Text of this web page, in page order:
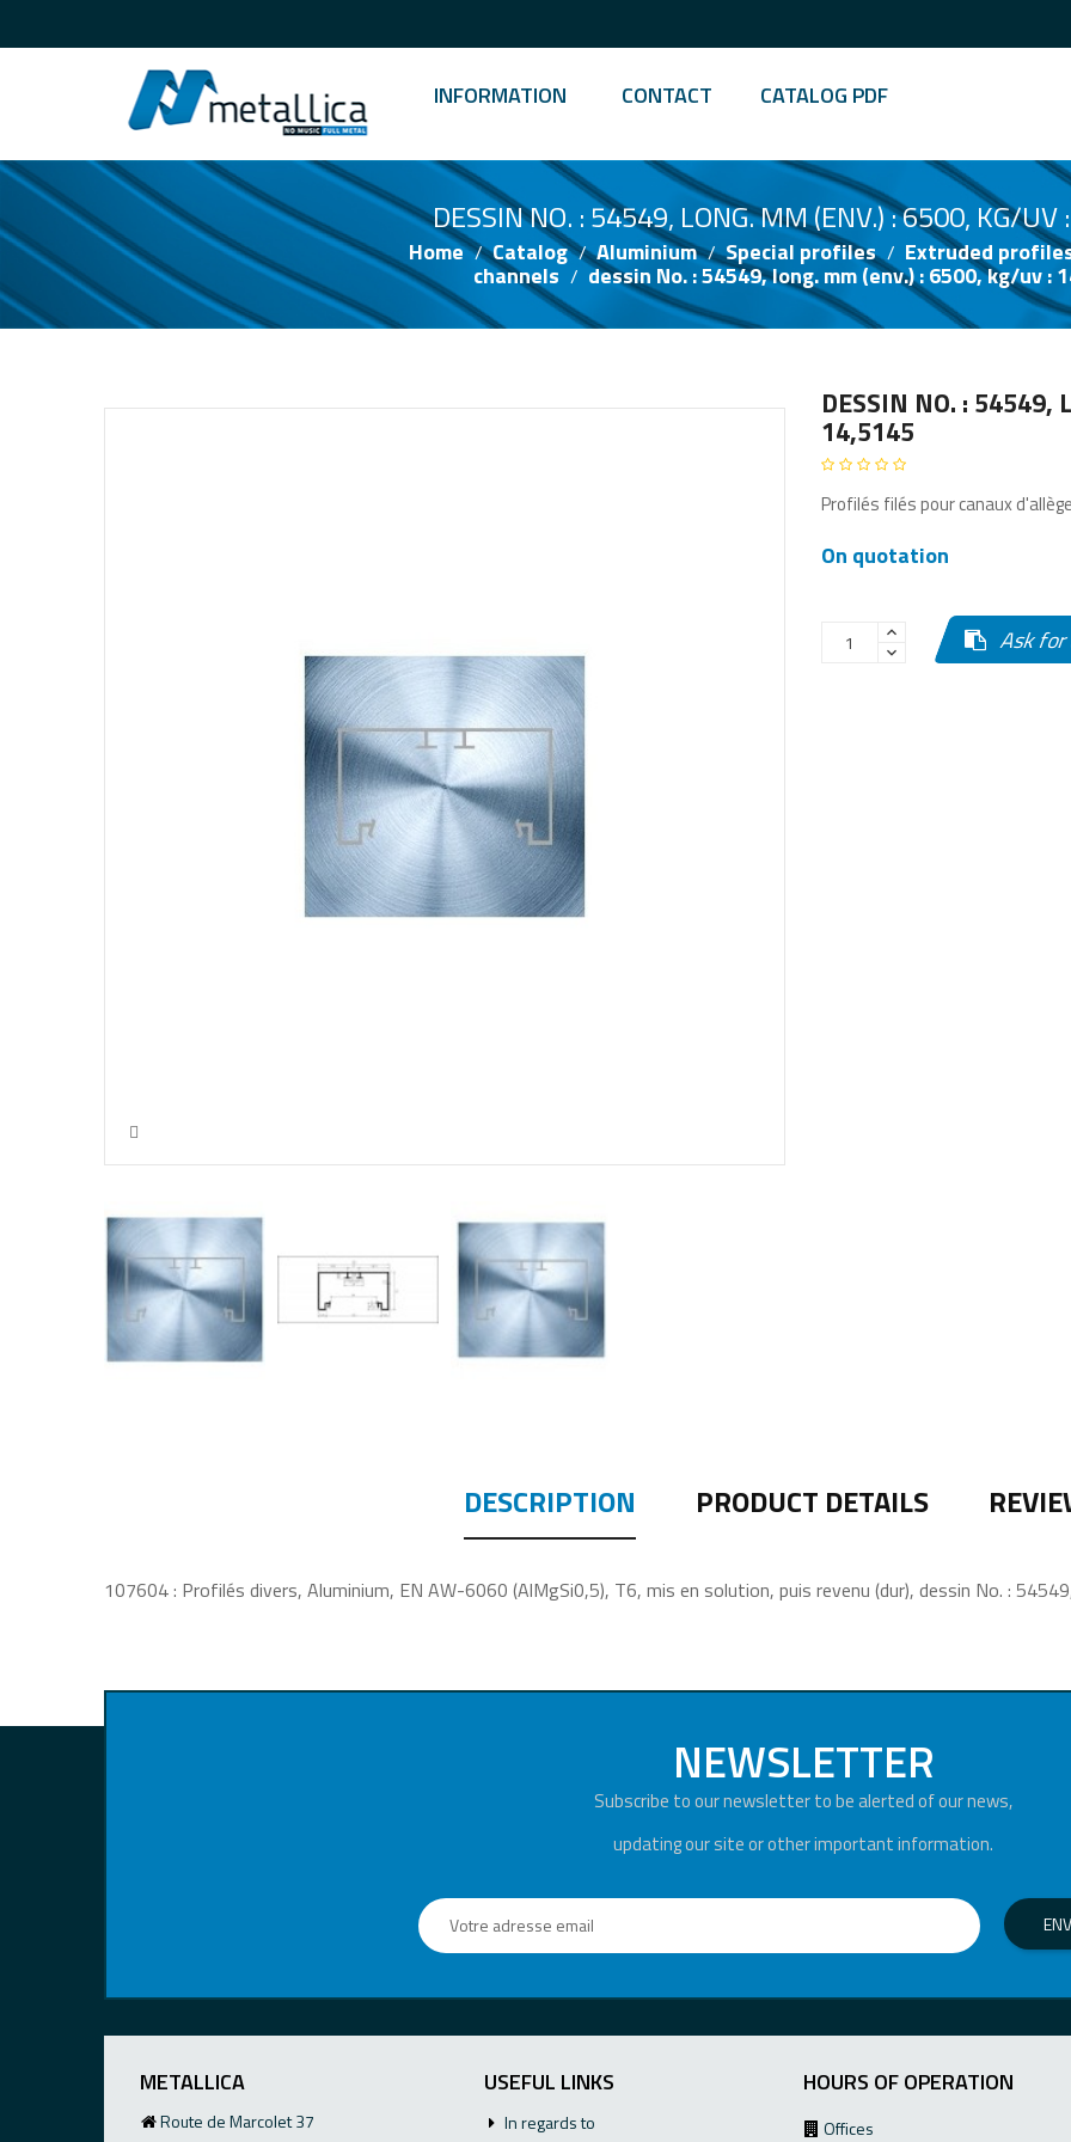
English
BUSINESS PRODUCTS INFORMATION CONTACT CATALOG PDF
DESSIN NO. : 54549, LONG. MM (ENV.) : 6500, KG/
Home Catalog Aluminium Special profiles Extruded
channels dessin No. : 54549, long. mm (env.) : 6500, kg/uv :
DESSIN NO. : 54549,
14,5145
Profilés filés pour canaux d'allège
On quotation
Ask for
DESCRIPTION PRODUCT DETAILS
107604 : Profilés divers, Aluminium, EN AW-6060 (AlMgSi0,5), T6, mis en solution, puis revenu (dur), dessin No. :
NEWSLETTER
Subscribe to our newsletter to be alerted of our news,
updating our site or other important information.
METALLICA
Route de Marcolet 37
USEFUL LINKS
In regards to
HOURS OF OPERATION
Offices